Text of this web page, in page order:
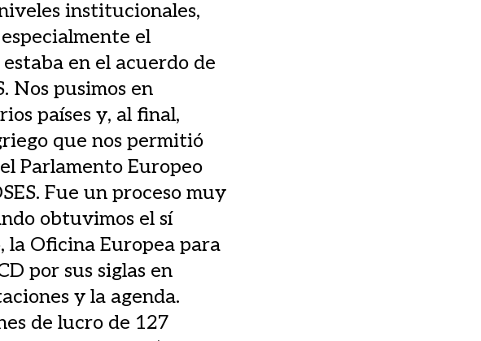
institucionales,
el
en el acuerdo de
Nos pusimos en
países y, al final,
que nos permitió
Parlamento Europeo
Fue un proceso muy
obtuvimos el sí
Oficina Europea para
por sus siglas en
y la agenda.
de lucro de 127